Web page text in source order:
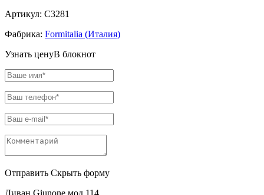
Артикул: C3281
Фабрика: Formitalia (Италия)
Узнать ценуВ блокнот
Отправить Скрыть форму